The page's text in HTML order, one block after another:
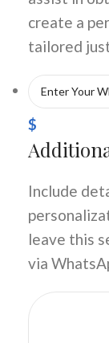
create a
tailored
$
Include
leave this
via